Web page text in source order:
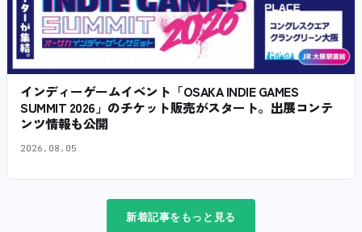
インディーゲームイベント「OSAKA INDIE GAMES
SUMMIT 2026」のチケット販売がスタート。出展コンテ
ンツ情報も公開
2026.08.05
新着記事をもっと見る